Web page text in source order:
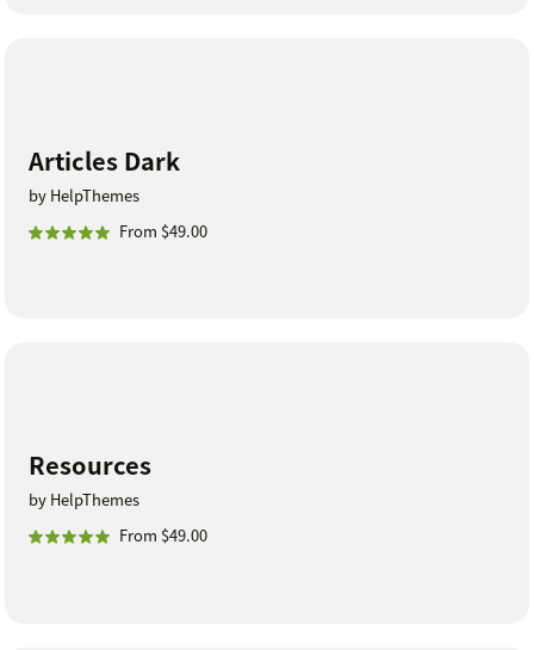
Articles Dark
by HelpThemes
From $49.00
Resources
by HelpThemes
From $49.00